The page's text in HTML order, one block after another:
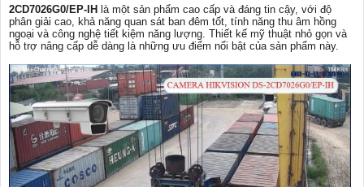
2CD7026G0/EP-IH là một sản phẩm cao cấp và đáng tin cậy, với độ
phân giải cao, khả năng quan sát ban đêm tốt, tính năng thu âm hồng
ngoại và công nghệ tiết kiệm năng lượng. Thiết kế mỹ thuật nhỏ gọn và
hỗ trợ nâng cấp dễ dàng là những ưu điểm nổi bật của sản phẩm này.